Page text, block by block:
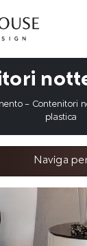
- Contenitori
plastica
Naviga